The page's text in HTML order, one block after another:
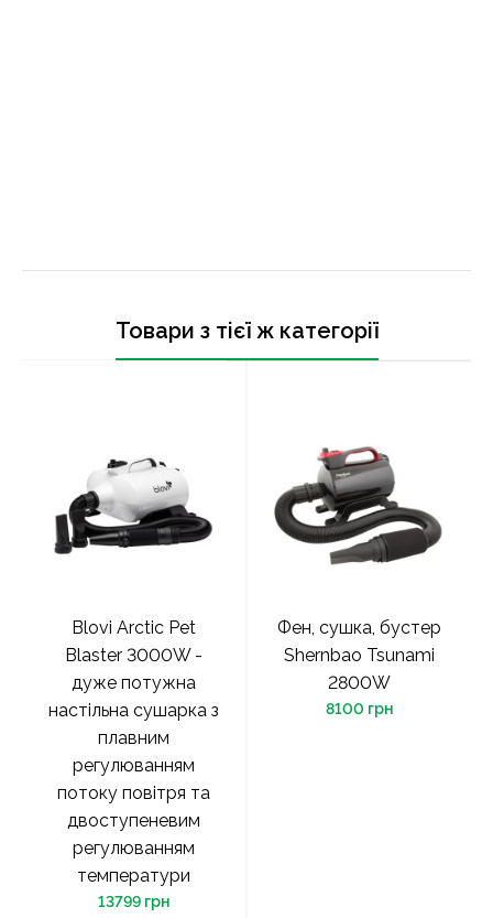
Товари з тієї ж категорії
Blovi Arctic Pet
Blaster 3000W -
дуже потужна
настільна сушарка з
плавним
регулюванням
потоку повітря та
двоступеневим
регулюванням
температури
13799 грн
Фен, сушка, бустер
Shernbao Tsunami
2800W
8100 грн